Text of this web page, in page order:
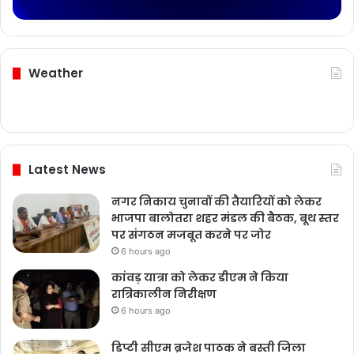
Weather
Latest News
नगर निकाय चुनावों की तैयारियों को लेकर
भाजपा बालोतरा शहर मंडल की बैठक, बूथ स्तर
पर संगठन मजबूत करने पर जोर
6 hours ago
कांवड़ यात्रा को लेकर डीएम ने किया
रात्रिकालीन निरीक्षण
6 hours ago
डिप्टी सीएम ब्रजेश पाठक ने बस्ती जिला